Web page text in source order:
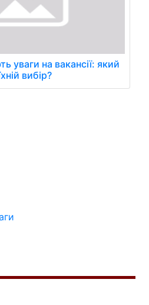
уваги на вакансії: який
вибір?